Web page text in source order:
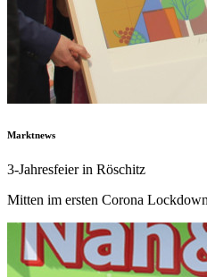
Marktnews
3-Jahresfeier in Röschitz
Mitten im ersten Corona